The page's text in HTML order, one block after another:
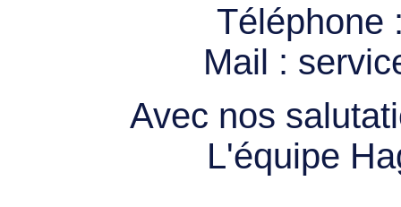
Téléphone
Mail :
Avec nos
L'équipe